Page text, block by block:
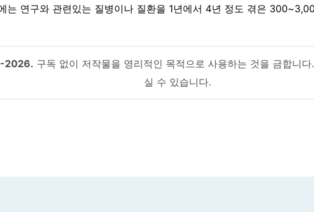
는 연구와 관련있는 질병이나 질환을 1년에서 4년 정도 겪은
2026. 구독 없이 저작물을 영리적인 목적으로 사용하는 것을 금합니
실 수 있습니다.